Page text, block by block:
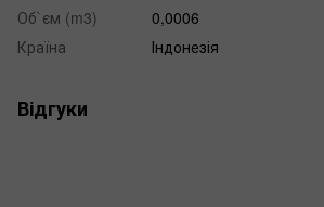
Об`єм (m3)
0,0006
Країна
Індонезія
Відгуки